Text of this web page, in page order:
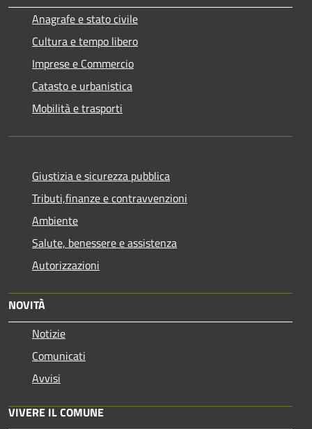
Anagrafe e stato civile
Cultura e tempo libero
Imprese e Commercio
Catasto e urbanistica
Mobilità e trasporti
Giustizia e sicurezza pubblica
Tributi,finanze e contravvenzioni
Ambiente
Salute, benessere e assistenza
Autorizzazioni
NOVITÀ
Notizie
Comunicati
Avvisi
VIVERE IL COMUNE